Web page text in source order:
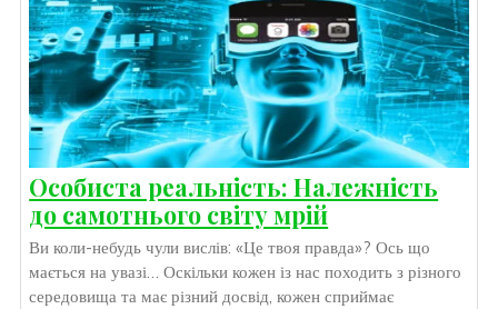
Особиста реальність: Належність
до самотнього світу мрій
Ви коли-небудь чули вислів: «Це твоя правда»? Ось що
мається на увазі… Оскільки кожен із нас походить з різного
середовища та має різний досвід, кожен сприймає